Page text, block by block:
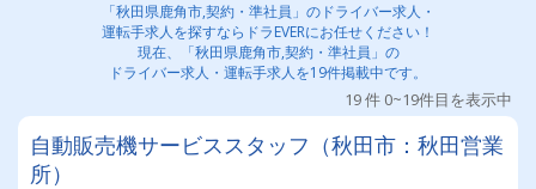
「秋田県鹿角市,契約・準社員」のドライバー求人・
運転手求人を探すならドラEVERにお任せください！
現在、「秋田県鹿角市,契約・準社員」の
ドライバー求人・運転手求人を19件掲載中です。
19 件 0~19件目を表示中
自動販売機サービススタッフ（秋田市：秋田営業
所）